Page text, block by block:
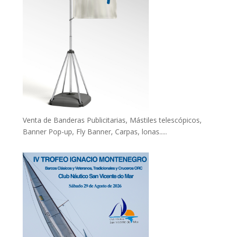
Venta de Banderas Publicitarias, Mástiles telescópicos,
Banner Pop-up, Fly Banner, Carpas, lonas.....